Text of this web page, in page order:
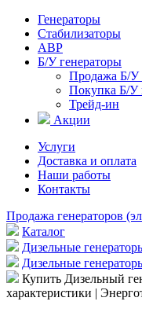
Генераторы
Стабилизаторы
АВР
Б/У генераторы
Продажа Б/У
Покупка Б/У
Трейд-ин
Акции
Услуги
Доставка и оплата
Наши работы
Контакты
Продажа генераторов
Каталог
Дизельные
Дизельные
Купить Дизельный
характеристики |